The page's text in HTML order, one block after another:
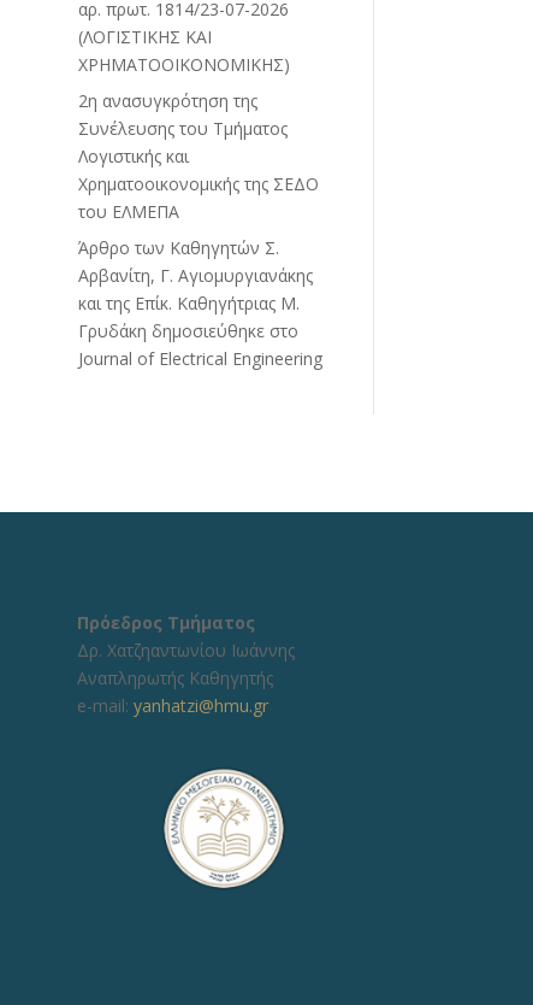
αρ. πρωτ. 1814/23-07-2026
(ΛΟΓΙΣΤΙΚΗΣ ΚΑΙ
ΧΡΗΜΑΤΟΟΙΚΟΝΟΜΙΚΗΣ)
2η ανασυγκρότηση της
Συνέλευσης του Τμήματος
Λογιστικής και
Χρηματοοικονομικής της ΣΕΔΟ
του ΕΛΜΕΠΑ
Άρθρο των Καθηγητών Σ.
Αρβανίτη, Γ. Αγιομυργιανάκης
και της Επίκ. Καθηγήτριας Μ.
Γρυδάκη δημοσιεύθηκε στο
Journal of Electrical Engineering
Πρόεδρος Τμήματος
Δρ. Χατζηαντωνίου Ιωάννης
Αναπληρωτής Καθηγητής
e-mail: yanhatzi@hmu.gr